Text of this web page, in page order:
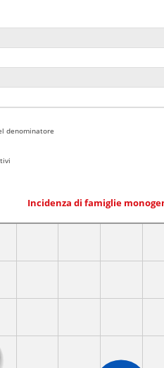
denominatore
Incidenza di famiglie